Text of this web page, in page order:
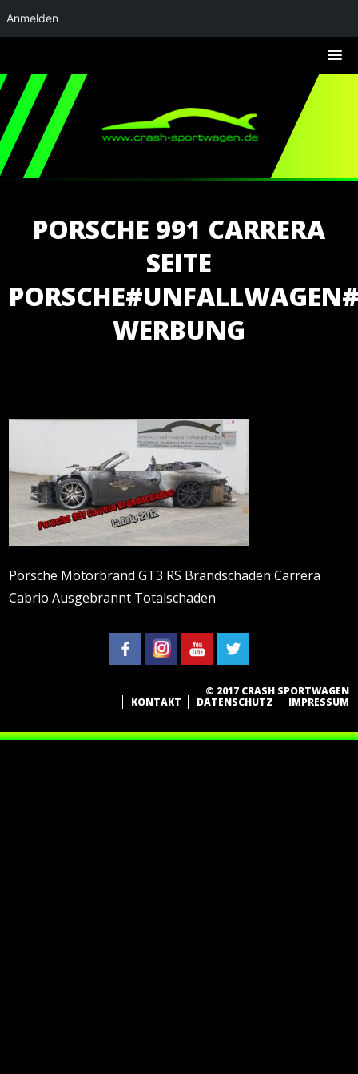
PORSCHE 991 CARRERA
SEITE
WERBUNG
Porsche Motorbrand GT3 RS Brandschaden Carrera
Cabrio Ausgebrannt Totalschaden
© 2017 CRASH SPORTWAGEN
KONTAKT
DATENSCHUTZ IMPRESSUM
Anmelden